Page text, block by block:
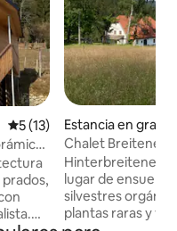
Calificación promedio: 5 de
5 (13)
Estancia en
m See
Chalet
lago y esquí
lugar de
silvestres
plantas raras y